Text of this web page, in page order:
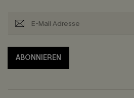
ABONNIEREN